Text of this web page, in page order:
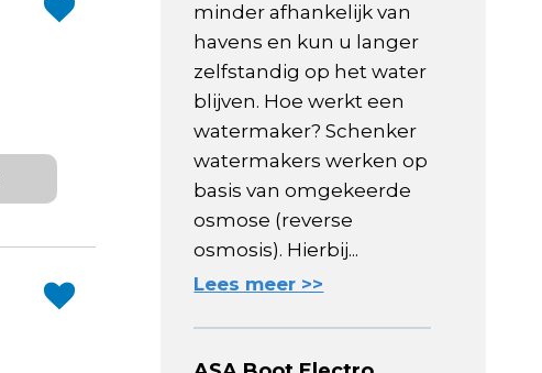
minder afhankelijk van
havens en kun u langer
zelfstandig op het water
blijven. Hoe werkt een
watermaker? Schenker
watermakers werken op
basis van omgekeerde
osmose (reverse
osmosis). Hierbij...
Lees meer >>